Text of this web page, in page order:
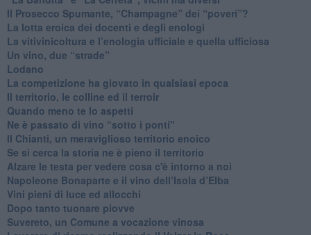
​Il Prosecco Spumante, “Champagne” dei “poveri”?
​La lotta eroica dei docenti e degli enologi
​La vitivinicoltura e l’enologia ufficiale e quella ufficiosa
​Un vino, due “strade”
Lodano
​La competizione ha giovato in qualsiasi epoca
Il territorio, le colline ed il terroir
Quando meno te lo aspetti
​Ne è passato di vino “sotto i ponti"
​Il Chianti, un meraviglioso territorio enoico
​Se si cerca la storia ne è pieno il territorio
Alzare le testa per vedere cosa c'è intorno a noi
​Napoleone Bonaparte e il vino dell’Isola d’Elba
Vini pieni di luce ed allocchi
Dopo tanto tuonare piovve
Suvereto, un Comune a vocazione vinosa